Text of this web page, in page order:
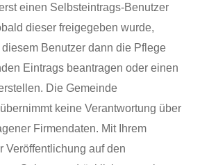
einen Selbsteintrags-Benutzer
dieser freigegeben wurde,
Benutzer dann die Pflege
Eintrags beantragen oder einen
Die Gemeinde
keine Verantwortung über
Firmendaten. Mit Ihrem
Veröffentlichung auf den